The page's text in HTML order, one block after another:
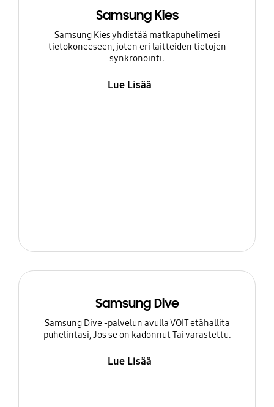
Samsung Kies
Samsung Kies yhdistää matkapuhelimesi
tietokoneeseen, joten eri laitteiden tietojen
synkronointi.
Lue Lisää
Samsung Dive
Samsung Dive -palvelun avulla VOIT etähallita
puhelintasi, Jos se on kadonnut Tai varastettu.
Lue Lisää